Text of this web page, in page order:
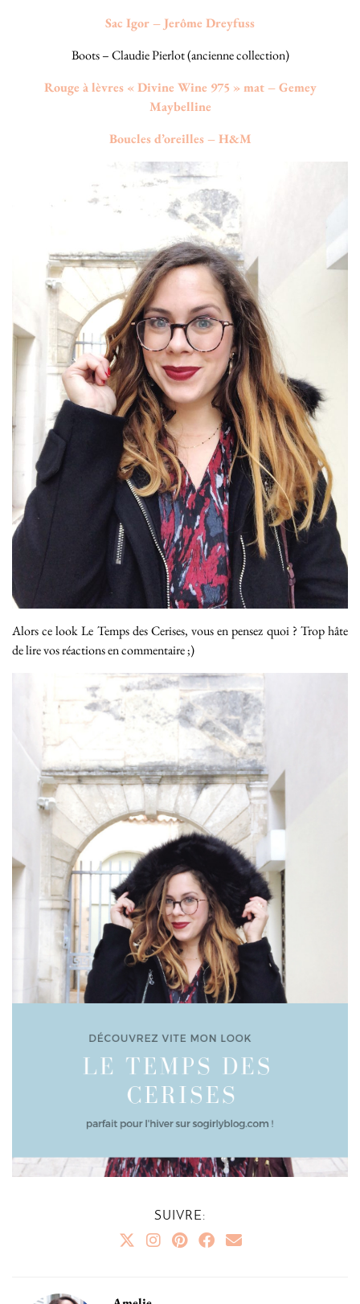
Sac Igor – Jerôme Dreyfuss
Boots – Claudie Pierlot (ancienne collection)
Rouge à lèvres « Divine Wine 975 » mat – Gemey
Maybelline
Boucles d’oreilles – H&M
Alors ce look Le Temps des Cerises, vous en pensez quoi ? Trop hâte
de lire vos réactions en commentaire ;)
SUIVRE: